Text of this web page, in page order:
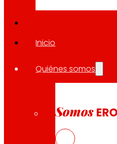
Inicio
Quiénes somos
Somos
Sala de prensa
Volver a todas las noticias
27.07.2023
EROSKI